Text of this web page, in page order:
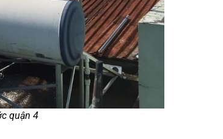
quận 4